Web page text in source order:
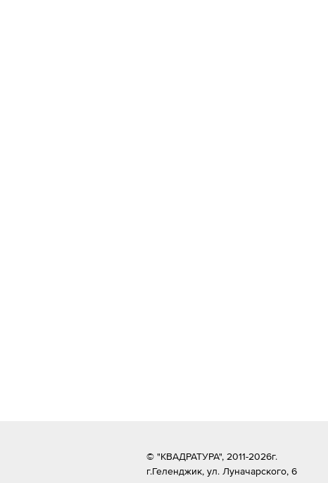
© "КВАДРАТУРА", 2011-2026г.
г.Геленджик, ул. Луначарского, 6